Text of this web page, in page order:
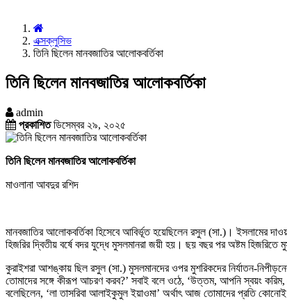
এক্সক্লুসিভ
তিনি ছিলেন মানবজাতির আলোকবর্তিকা
তিনি ছিলেন মানবজাতির আলোকবর্তিকা
admin
প্রকাশিতডিসেম্বর ২৯, ২০২৫
তিনি ছিলেন মানবজাতির আলোকবর্তিকা
মাওলানা আবদুর রশিদ
মানবজাতির আলোকবর্তিকা হিসেবে আবির্ভূত হয়েছিলেন রসুল (সা.)। ইসলামের
হিজরির দ্বিতীয় বর্ষে বদর যুদ্ধে মুসলমানরা জয়ী হয়। ছয় বছর পর অষ্টম
কুরাইশরা আশঙ্কায় ছিল রসুল (সা.) মুসলমানদের ওপর মুশরিকদের নির্যাতন-
তোমাদের সঙ্গে কীরূপ আচরণ করব?’ সবাই বলে ওঠে, ‘উত্তম, আপনি স্বয়ং
বলেছিলেন, ‘লা তাসরিবা আলাইকুমুল ইয়াওমা’ অর্থাৎ আজ তোমাদের প্রতি